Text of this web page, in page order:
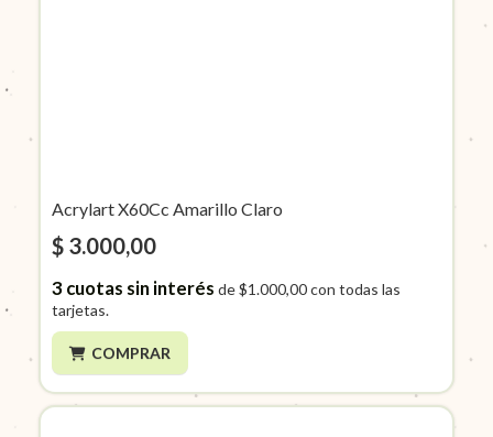
Acrylart X60Cc Amarillo Claro
$ 3.000,00
3cuotas sin interés de$1.000,00con todas las
tarjetas.
COMPRAR